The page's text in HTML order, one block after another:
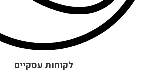
לקוחות עסקיים